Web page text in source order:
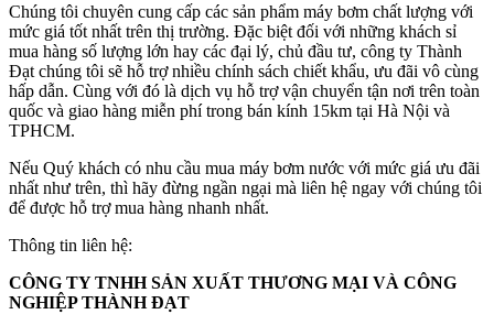
Chúng tôi chuyên cung cấp các sản phẩm máy bơm chất lượng với
mức giá tốt nhất trên thị trường. Đặc biệt đối với những khách sỉ
mua hàng số lượng lớn hay các đại lý, chủ đầu tư, công ty Thành
Đạt chúng tôi sẽ hỗ trợ nhiều chính sách chiết khẩu, ưu đãi vô cùng
hấp dẫn. Cùng với đó là dịch vụ hỗ trợ vận chuyển tận nơi trên toàn
quốc và giao hàng miễn phí trong bán kính 15km tại Hà Nội và
TPHCM.
Nếu Quý khách có nhu cầu mua máy bơm nước với mức giá ưu đãi
nhất như trên, thì hãy đừng ngần ngại mà liên hệ ngay với chúng tôi
để được hỗ trợ mua hàng nhanh nhất.
Thông tin liên hệ:
CÔNG TY TNHH SẢN XUẤT THƯƠNG MẠI VÀ CÔNG
NGHIỆP THÀNH ĐẠT